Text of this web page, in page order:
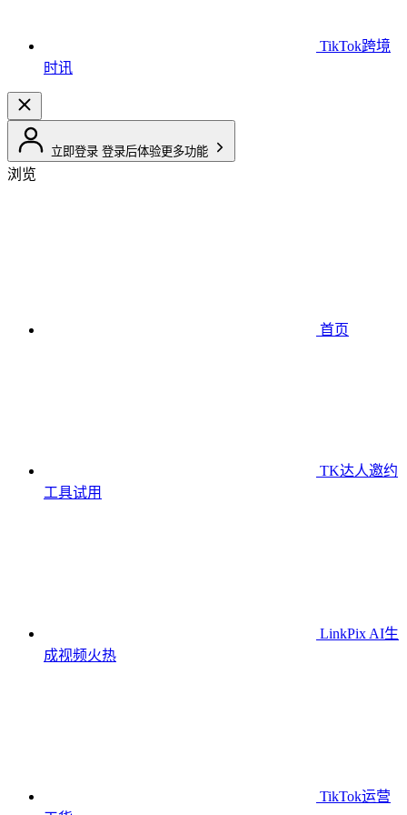
TikTok跨境
时讯
立即登录 登录后体验更多功能
浏览
首页
TK达人邀约
工具试用
LinkPix AI生
成视频火热
TikTok运营